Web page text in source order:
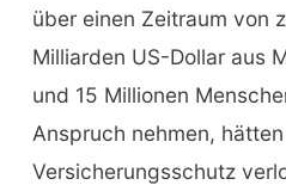
über einen Zeitraum von
Milliarden US-Dollar aus
und 15 Millionen
Anspruch nehmen,
Versicherungsschutz